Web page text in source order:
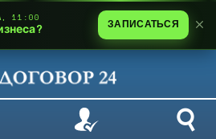
11:00
ЗАПИСАТЬСЯ